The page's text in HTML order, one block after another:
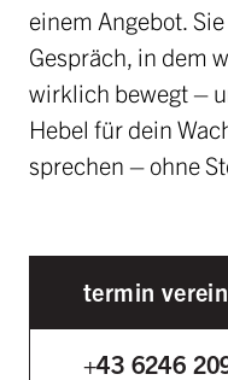
einem Angebot.
Gespräch, in dem
wirklich bewegt –
Hebel für dein
sprechen – ohne
termin
+43 6246